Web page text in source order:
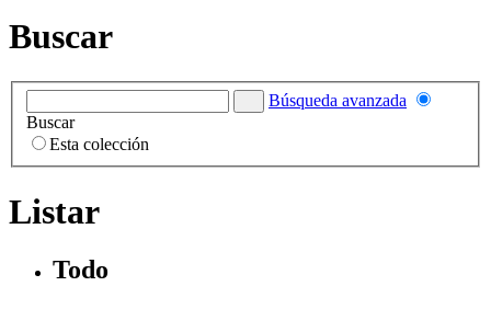
Buscar
Búsqueda avanzada
Buscar
Esta colección
Listar
Todo